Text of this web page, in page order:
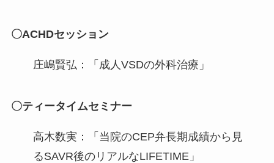
〇ACHDセッション
庄嶋賢弘：「成人VSDの外科治療」
〇ティータイムセミナー
高木数実：「当院のCEP弁長期成績から見
るSAVR後のリアルなLIFETIME」